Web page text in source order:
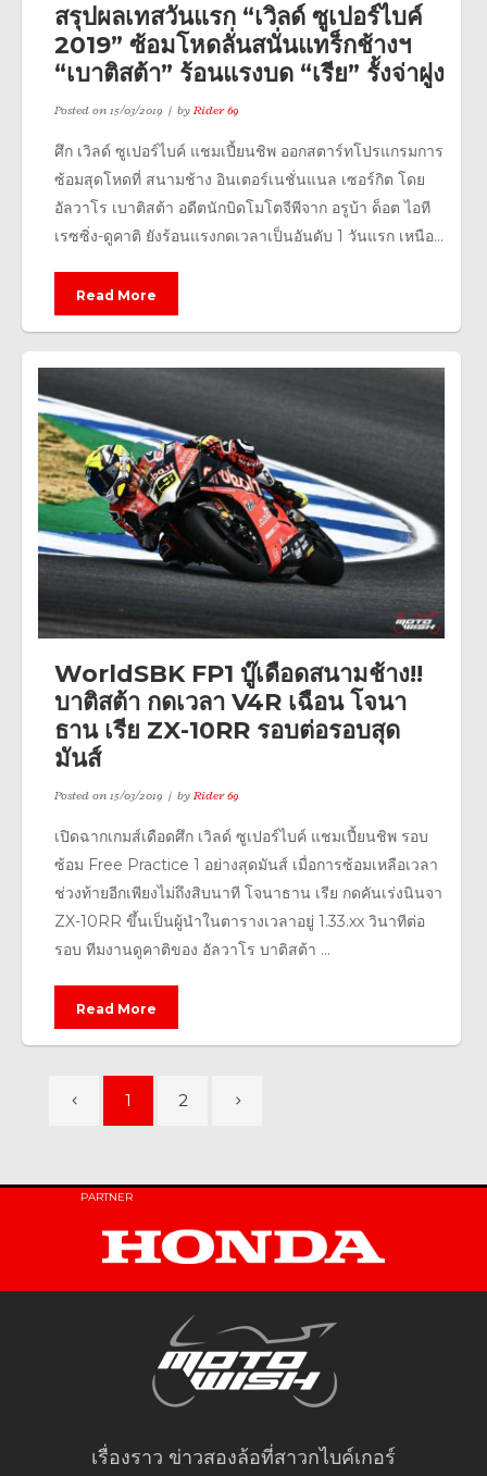
สรุปผลเทสวันแรก “เวิลด์ ซูเปอร์ไบค์
2019” ซ้อมโหดลั่นสนั่นแทร็กช้างฯ
“เบาติสต้า” ร้อนแรงบด “เรีย” รั้งจ่าฝูง
Posted on15/03/2019 byRider 69
ศึก เวิลด์ ซูเปอร์ไบค์ แชมเปี้ยนชิพ ออกสตาร์ทโปรแกรมการ
ซ้อมสุดโหดที่ สนามช้าง อินเตอร์เนชั่นแนล เซอร์กิต โดย
อัลวาโร เบาติสต้า อดีตนักบิดโมโตจีพีจาก อรูบ้า ด็อต ไอที
เรซซิ่ง-ดูคาติ ยังร้อนแรงกดเวลาเป็นอันดับ 1 วันแรก เหนือ...
Read More
WorldSBK FP1 บู๊เดือดสนามช้าง!!
บาติสต้า กดเวลา V4R เฉือน โจนา
ธาน เรีย ZX-10RR รอบต่อรอบสุด
มันส์
Posted on15/03/2019 byRider 69
เปิดฉากเกมส์เดือดศึก เวิลด์ ซูเปอร์ไบค์ แชมเปี้ยนชิพ รอบ
ซ้อม Free Practice 1 อย่างสุดมันส์ เมื่อการซ้อมเหลือเวลา
ช่วงท้ายอีกเพียงไม่ถึงสิบนาที โจนาธาน เรีย กดคันเร่งนินจา
ZX-10RR ขึ้นเป็นผู้นำในตารางเวลาอยู่ 1.33.xx วินาทีต่อ
รอบ ทีมงานดูคาติของ อัลวาโร บาติสต้า ...
Read More
1 2
PARTNER
เรื่องราว ข่าวสองล้อที่สาวกไบค์เกอร์